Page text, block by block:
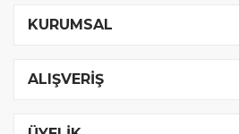
KURUMSAL
ALIŞVERİŞ